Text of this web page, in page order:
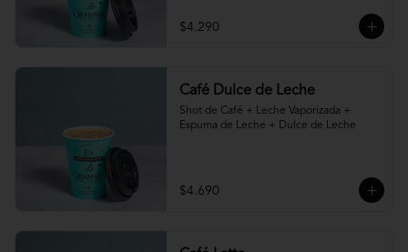
$4.290
Café Dulce de Leche
Shot de Café + Leche Vaporizada +
Espuma de Leche + Dulce de Leche
$4.690